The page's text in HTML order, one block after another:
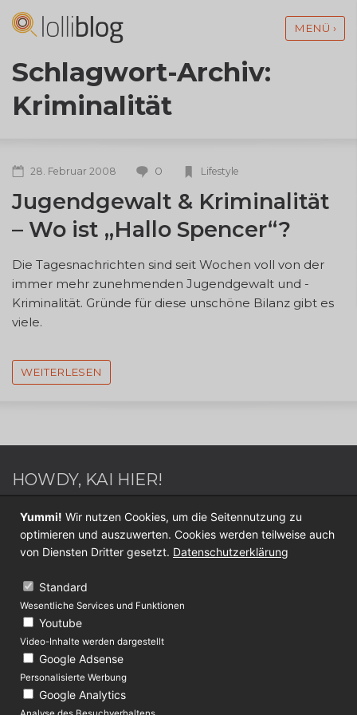
MENÜ ›
Schlagwort-Archiv:
Kriminalität
28. Februar 2008 0 Lifestyle
Jugendgewalt & Kriminalität
– Wo ist „Hallo Spencer“?
Die Tagesnachrichten sind seit Wochen voll von der
immer mehr zunehmenden Jugendgewalt und -
Kriminalität. Gründe für diese unschöne Bilanz gibt es
viele.
WEITERLESEN
HOWDY, KAI HIER!
Webdesigner / Webentwickler - Blogger - Switch
Sportler - Internet Nerd - Medien Junkie -
Werderaner - Papa.
Folge mir jetzt auf
KONTAKT
Über Lolliblog
Datenschutz
Impressum
Yummi! Wir nutzen Cookies, um die Seitennutzung zu
optimieren und auszuwerten. Cookies werden teilweise auch
von Diensten Dritter gesetzt. Datenschutzerklärung
Standard
Wesentliche Services und Funktionen
Youtube
Video-Inhalte werden dargestellt
Google Adsense
Personalisierte Werbung
Google Analytics